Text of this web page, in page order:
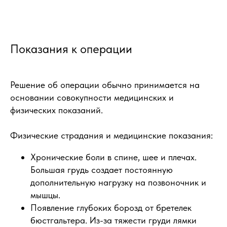
Показания к операции
Решение об операции обычно принимается на
основании совокупности медицинских и
физических показаний.
Физические страдания и медицинские показания:
Хронические боли в спине, шее и плечах.
Большая грудь создает постоянную
дополнительную нагрузку на позвоночник и
мышцы.
Появление глубоких борозд от бретелек
бюстгальтера. Из-за тяжести груди лямки